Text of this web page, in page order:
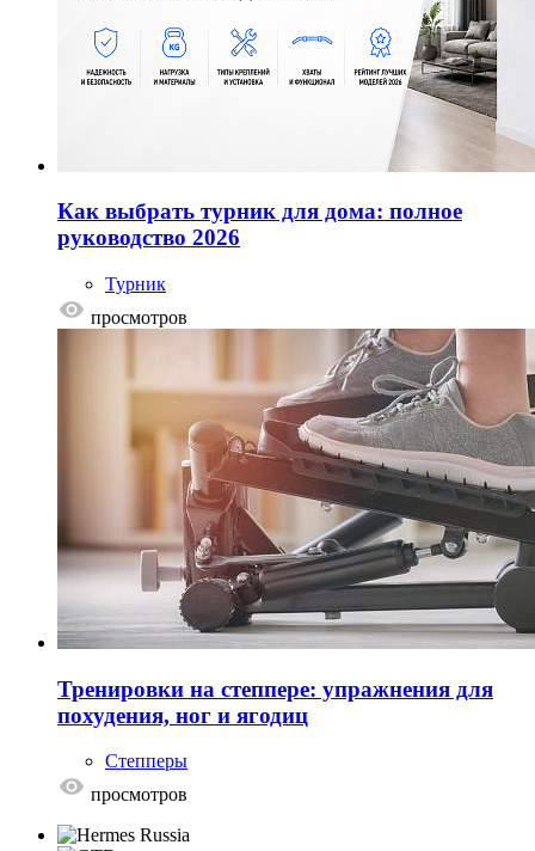
Как выбрать турник для дома: полное
руководство 2026
Турник
просмотров
Тренировки на степпере: упражнения для
похудения, ног и ягодиц
Степперы
просмотров